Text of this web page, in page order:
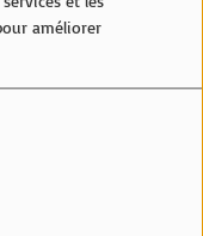
améliorer